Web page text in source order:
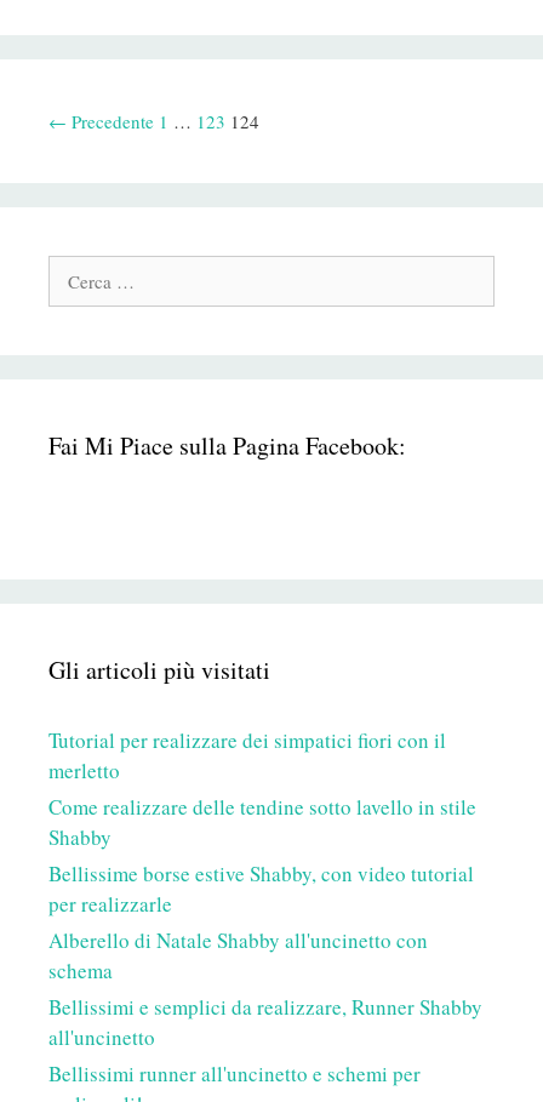
Navigazione
← Precedente 1 … 123 124
Cerca:
Fai Mi Piace sulla Pagina Facebook:
Gli articoli più visitati
Tutorial per realizzare dei simpatici fiori con il
merletto
Come realizzare delle tendine sotto lavello in stile
Shabby
Bellissime borse estive Shabby, con video tutorial
per realizzarle
Alberello di Natale Shabby all'uncinetto con
schema
Bellissimi e semplici da realizzare, Runner Shabby
all'uncinetto
Bellissimi runner all'uncinetto e schemi per